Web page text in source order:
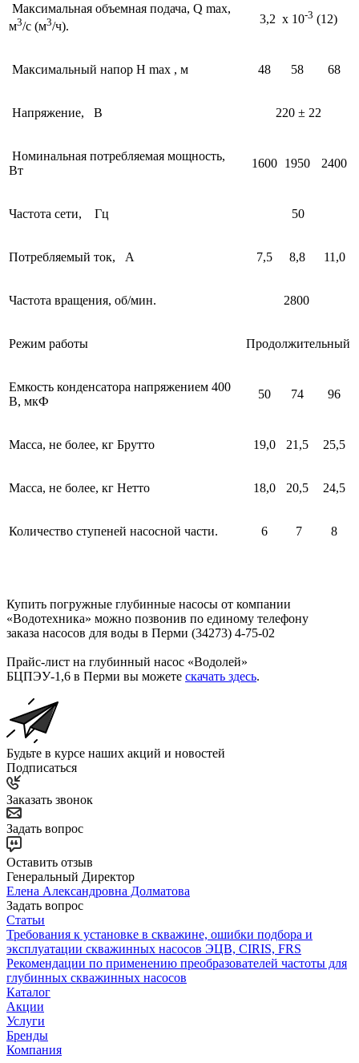
Максимальная объемная подача, Q max,
м3/с (м3/ч).
3,2 х 10-3 (12)
Максимальный напор H mах , м 48 58 68
Напряжение, В 220 ± 22
Номинальная потребляемая мощность,
Вт
1600 1950 2400
Частота сети, Гц 50
Потребляемый ток, А 7,5 8,8 11,0
Частота вращения, об/мин. 2800
Режим работы Продолжительный
Емкость конденсатора напряжением 400
В, мкФ
50 74 96
Масса, не более, кг Брутто 19,0 21,5 25,5
Масса, не более, кг Нетто 18,0 20,5 24,5
Количество ступеней насосной части. 6 7 8
Купить погружные глубинные насосы от компании
«Водотехника» можно позвонив по единому телефону
заказа насосов для воды в Перми (34273) 4-75-02
Прайс-лист на глубинный насос «Водолей»
БЦПЭУ-1,6 в Перми вы можете скачать здесь.
Будьте в курсе наших акций и новостей
Подписаться
Заказать звонок
Задать вопрос
Оставить отзыв
Генеральный Директор
Елена Александровна Долматова
Задать вопрос
Статьи
Требования к установке в скважине, ошибки подбора и
эксплуатации скважинных насосов ЭЦВ, CIRIS, FRS
Рекомендации по применению преобразователей частоты для
глубинных скважинных насосов
Каталог
Акции
Услуги
Бренды
Компания